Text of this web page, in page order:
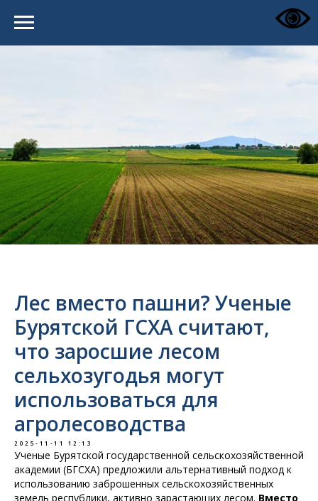
Лес вместо пашни? Ученые
Бурятской ГСХА считают,
что заросшие лесом
сельхозугодья могут
использоваться для
агролесоводства
2025-11-11 12:13
Ученые Бурятской государственной сельскохозяйственной
академии (БГСХА) предложили альтернативный подход к
использованию заброшенных сельскохозяйственных
земель республики, активно зарастающих лесом. Вместо